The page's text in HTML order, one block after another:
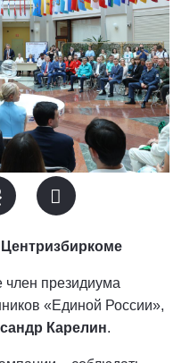
член президиума
«Единой России»,
Карелин.